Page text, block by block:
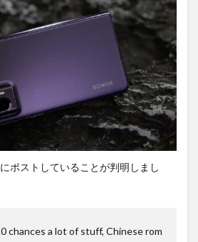
ポストしていることが判明しまし
chances a lot of stuff, Chinese rom